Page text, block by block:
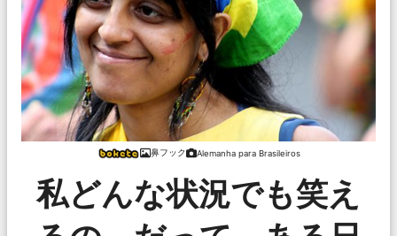
鼻フック Alemanha para Brasileiros
私どんな状況でも笑え